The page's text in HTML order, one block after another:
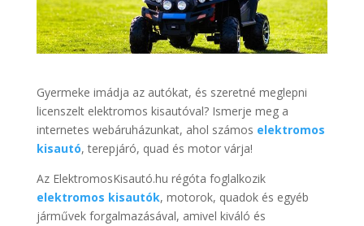
Gyermeke imádja az autókat, és szeretné meglepni
licenszelt elektromos kisautóval? Ismerje meg a
internetes webáruházunkat, ahol számos elektromos
kisautó, terepjáró, quad és motor várja!
Az ElektromosKisautó.hu régóta foglalkozik
elektromos kisautók, motorok, quadok és egyéb
járművek forgalmazásával, amivel kiváló és